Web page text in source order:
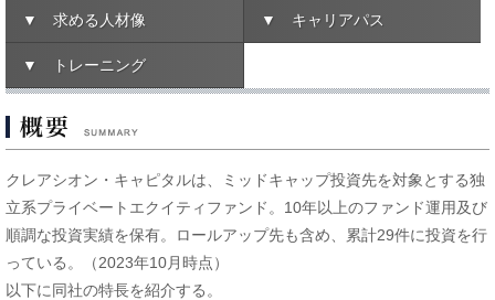
▼ 求める人材像 ▼ キャリアパス
▼ トレーニング
クレアシオン・キャピタルは、ミッドキャップ投資先を対象とする独
立系プライベートエクイティファンド。10年以上のファンド運用及び
順調な投資実績を保有。ロールアップ先も含め、累計29件に投資を行
っている。（2023年10月時点）
以下に同社の特長を紹介する。